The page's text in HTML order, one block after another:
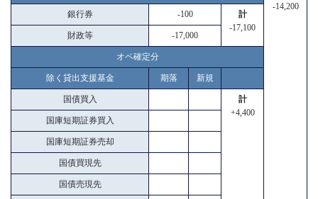
-14,200
銀行券 -100
計
-17,100
財政等 -17,000
オペ確定分
除く貸出支援基金 期落 新規
国債買入
計
+4,400
国庫短期証券買入
国庫短期証券売却
国債買現先
国債売現先